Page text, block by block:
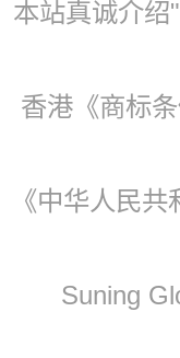
本站真诚介绍
香港《商标
《中华人民
Suning